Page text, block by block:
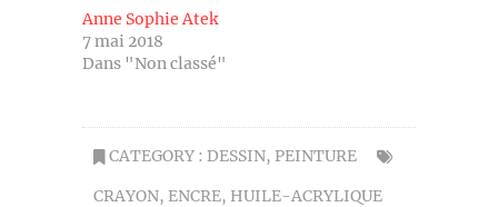
Anne Sophie Atek
7 mai 2018
Dans "Non classé"
CATEGORY : DESSIN, PEINTURE
CRAYON, ENCRE, HUILE-ACRYLIQUE